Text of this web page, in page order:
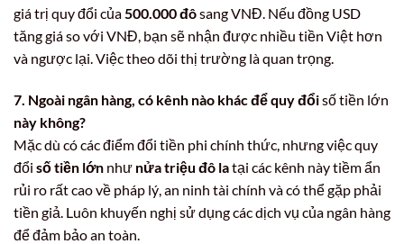
giá trị quy đổi của500.000 đôsang VNĐ. Nếu đồng USD
tăng giá so với VNĐ, bạn sẽ nhận được nhiều tiền Việt hơn
và ngược lại. Việc theo dõi thị trường là quan trọng.
7. Ngoài ngân hàng, có kênh nào khác để quy đổisố tiền lớn
này không?
Mặc dù có các điểm đổi tiền phi chính thức, nhưng việc quy
đổi số tiền lớn như nửa triệu đô latại các kênh này tiềm ẩn
rủi ro rất cao về pháp lý, an ninh tài chính và có thể gặp phải
tiền giả. Luôn khuyến nghị sử dụng các dịch vụ của ngân hàng
để đảm bảo an toàn.